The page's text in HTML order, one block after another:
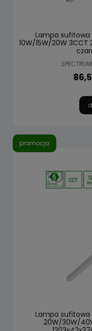
Lampa sufitowa
10W/15W/20W
Lampa sufitowa
20W/30W/
promocja